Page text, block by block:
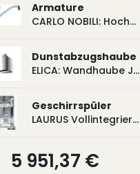
Armature
CARLO NOBILI: Hochdruck- Einhebelmischbatterie Blue, Mischbatterie verchromt 17770
Dunstabzugshaube
ELICA: Wandhaube JOYE 60-A,600 mm breit Edelstahl JOYE60A
Geschirrspüler
LAURUS Vollintegrierter Geschirrspüler LSV45-3, 450 mm breit, 3 Programme LSV45-3
5 951,37 €